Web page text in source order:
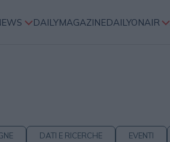
DAILYMAGAZINEDAILYONAIR
DATI E RICERCHE EVENTI